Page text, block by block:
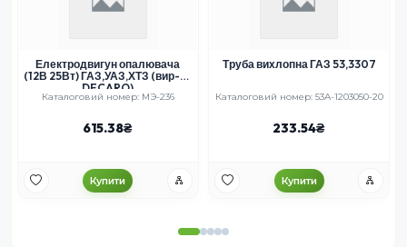
Електродвигун опалювача
(12В 25Вт) ГАЗ,УАЗ,ХТЗ (вир-во
DECARO)
Каталоговий номер: МЭ-236
615.38
Купити
Труба вихлопна ГАЗ 53,3307
Каталоговий номер: 53А-1203050-20
233.54
Купити